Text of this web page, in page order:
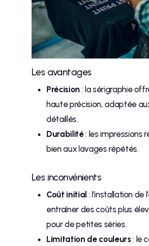
Les avantages
Précision : la sérigraphie
haute précision, adaptée
détaillés.
Durabilité: les impressions
bien aux lavages répétés.
Les inconvénients
Coût initial : l’installation de
entraîner des coûts plus
pour de petites séries.
Limitation de couleurs : le